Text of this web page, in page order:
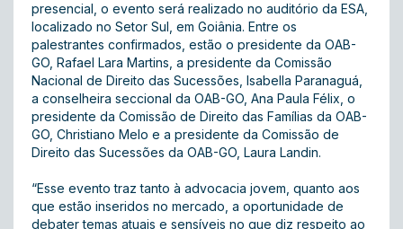
presencial, o evento será realizado no auditório da ESA,
localizado no Setor Sul, em Goiânia. Entre os
palestrantes confirmados, estão o presidente da OAB-
GO, Rafael Lara Martins, a presidente da Comissão
Nacional de Direito das Sucessões, Isabella Paranaguá,
a conselheira seccional da OAB-GO, Ana Paula Félix, o
presidente da Comissão de Direito das Famílias da OAB-
GO, Christiano Melo e a presidente da Comissão de
Direito das Sucessões da OAB-GO, Laura Landin.
“Esse evento traz tanto à advocacia jovem, quanto aos
que estão inseridos no mercado, a oportunidade de
debater temas atuais e sensíveis no que diz respeito ao